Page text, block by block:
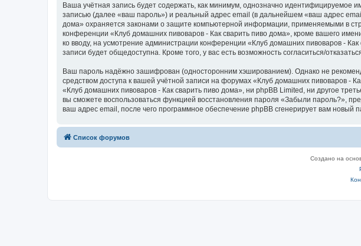
Ваша учётная запись будет содержать, как минимум, однозначно
записью (далее «ваш пароль») и реальный адрес email (в дальнейшем «ваш адрес
дома» охраняется законами о защите компьютерной информации, применяемыми в
конференции «Клуб домашних пивоваров - Как cварить пиво дома», кроме вашего
ко вводу, на усмотрение администрации конференции «Клуб домашних пивоваров -
записи будет общедоступна. Кроме того, у вас есть возможность согласиться/
Ваш пароль надёжно зашифрован (односторонним хэшированием). Однако не
средством доступа к вашей учётной записи на форумах «Клуб домашних пивоваров -
«Клуб домашних пивоваров - Как cварить пиво дома», ни phpBB Limited, ни другое
вы сможете воспользоваться функцией восстановления пароля «Забыли пароль?»,
ваш адрес email, после чего программное обеспечение phpBB сгенерирует вам новый
Список форумов
Создано на